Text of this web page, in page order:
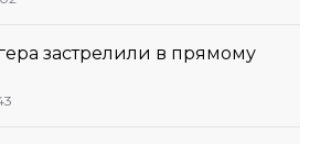
застрелили в прямому